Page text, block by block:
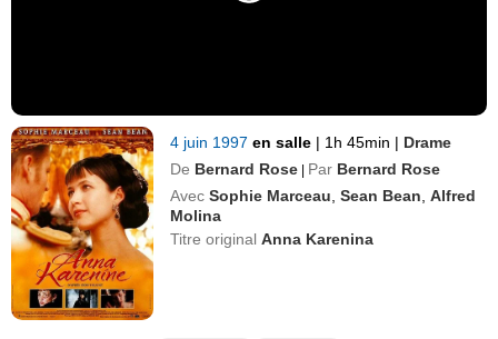
4 juin 1997en salle | 1h 45min | Drame
De Bernard Rose | Par Bernard Rose
Avec Sophie Marceau ,Sean Bean ,Alfred
Molina
Titre originalAnna Karenina